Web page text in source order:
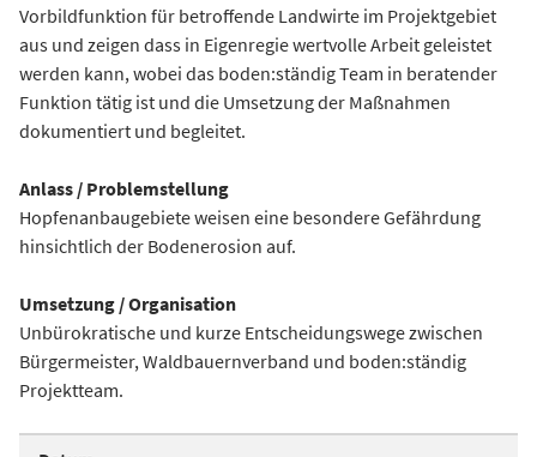
Vorbildfunktion für betroffende Landwirte im Projektgebiet
aus und zeigen dass in Eigenregie wertvolle Arbeit geleistet
werden kann, wobei das boden:ständig Team in beratender
Funktion tätig ist und die Umsetzung der Maßnahmen
dokumentiert und begleitet.
Anlass / Problemstellung
Hopfenanbaugebiete weisen eine besondere Gefährdung
hinsichtlich der Bodenerosion auf.
Umsetzung / Organisation
Unbürokratische und kurze Entscheidungswege zwischen
Bürgermeister, Waldbauernverband und boden:ständig
Projektteam.